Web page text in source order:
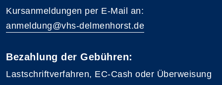
Kursanmeldungen per E-Mail an:
anmeldung@vhs-delmenhorst.de
Bezahlung der Gebühren:
Lastschriftverfahren, EC-Cash oder Überweisung